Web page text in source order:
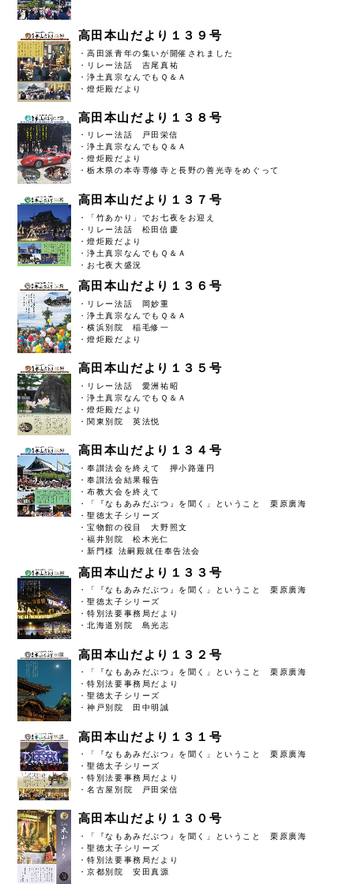
高田本山だより１３９号
・高田派青年の集いが開催されました
・リレー法話 吉尾真祐
・浄土真宗なんでもＱ＆Ａ
・燈炬殿だより
高田本山だより１３８号
・リレー法話 戸田栄信
・浄土真宗なんでもＱ＆Ａ
・燈炬殿だより
・栃木県の本寺専修寺と長野の善光寺をめぐって
高田本山だより１３７号
・「竹あかり」でお七夜をお迎え
・リレー法話 松田信慶
・燈炬殿だより
・浄土真宗なんでもＱ＆Ａ
・お七夜大盛況
高田本山だより１３６号
・リレー法話 岡妙重
・浄土真宗なんでもＱ＆Ａ
・横浜別院 稲毛修一
・燈炬殿だより
高田本山だより１３５号
・リレー法話 愛洲祐昭
・浄土真宗なんでもＱ＆Ａ
・燈炬殿だより
・関東別院 英法悦
高田本山だより１３４号
・奉讃法会を終えて 押小路蓮円
・奉讃法会結果報告
・布教大会を終えて
・「『なもあみだぶつ』を聞く」ということ 栗原廣海
・聖徳太子シリーズ
・宝物館の役目 大野照文
・福井別院 松木光仁
・新門様 法嗣殿就任奉告法会
高田本山だより１３３号
・「『なもあみだぶつ』を聞く」ということ 栗原廣海
・聖徳太子シリーズ
・特別法要事務局だより
・北海道別院 島光志
高田本山だより１３２号
・「『なもあみだぶつ』を聞く」ということ 栗原廣海
・特別法要事務局だより
・聖徳太子シリーズ
・神戸別院 田中明誠
高田本山だより１３１号
・「『なもあみだぶつ』を聞く」ということ 栗原廣海
・聖徳太子シリーズ
・特別法要事務局だより
・名古屋別院 戸田栄信
高田本山だより１３０号
・「『なもあみだぶつ』を聞く」ということ 栗原廣海
・聖徳太子シリーズ
・特別法要事務局だより
・京都別院 安田真源